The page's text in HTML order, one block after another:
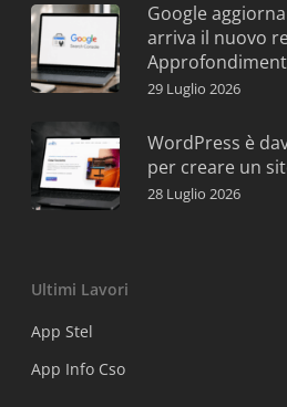
Google
arriva il nuovo
29 Luglio 2026
WordPress è
per creare un
28 Luglio 2026
Ultimi Lavori
App Stel
App Info Cso